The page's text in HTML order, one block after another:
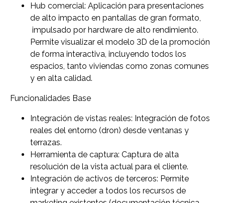
Hub comercial: Aplicación para presentaciones
de alto impacto en pantallas de gran formato,
impulsado por hardware de alto rendimiento.
Permite visualizar el modelo 3D de la promoción
de forma interactiva, incluyendo todos los
espacios, tanto viviendas como zonas comunes
y en alta calidad.
Funcionalidades Base
Integración de vistas reales: Integración de fotos
reales del entorno (dron) desde ventanas y
terrazas.
Herramienta de captura: Captura de alta
resolución de la vista actual para el cliente.
Integración de activos de terceros: Permite
integrar y acceder a todos los recursos de